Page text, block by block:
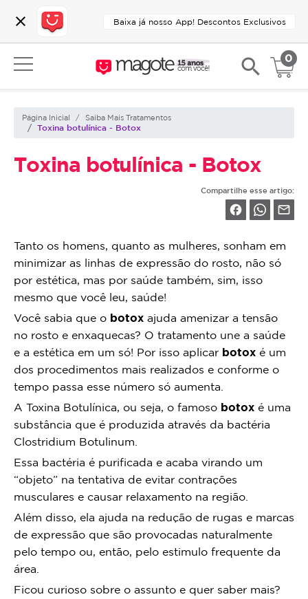
close Baixa já nosso App! Descontos Exclusivos
search 0
Página Inicial Saiba Mais Tratamentos
Toxina botulínica - Botox
Toxina botulínica - Botox
Compartilhe esse artigo:
facebook mail_outline
Tanto os homens, quanto as mulheres, sonham em
minimizar as linhas de expressão do rosto, não só
por estética, mas por saúde também, sim, isso
mesmo que você leu, saúde!
Você sabia que o botox ajuda amenizar a tensão
no rosto e enxaquecas? O tratamento une a saúde
e a estética em um só! Por isso aplicar botox é um
dos procedimentos mais realizados e conforme o
tempo passa esse número só aumenta.
A Toxina Botulínica, ou seja, o famoso botox é uma
substância que é produzida através da bactéria
Clostridium Botulinum.
Essa bactéria é purificada e acaba virando um
“objeto” na tentativa de evitar contrações
musculares e causar relaxamento na região.
Além disso, ela ajuda na redução de rugas e marcas
de expressão que são provocadas naturalmente
pelo tempo ou, então, pelo estimulo frequente da
área.
Ficou curioso sobre o assunto e quer saber mais?